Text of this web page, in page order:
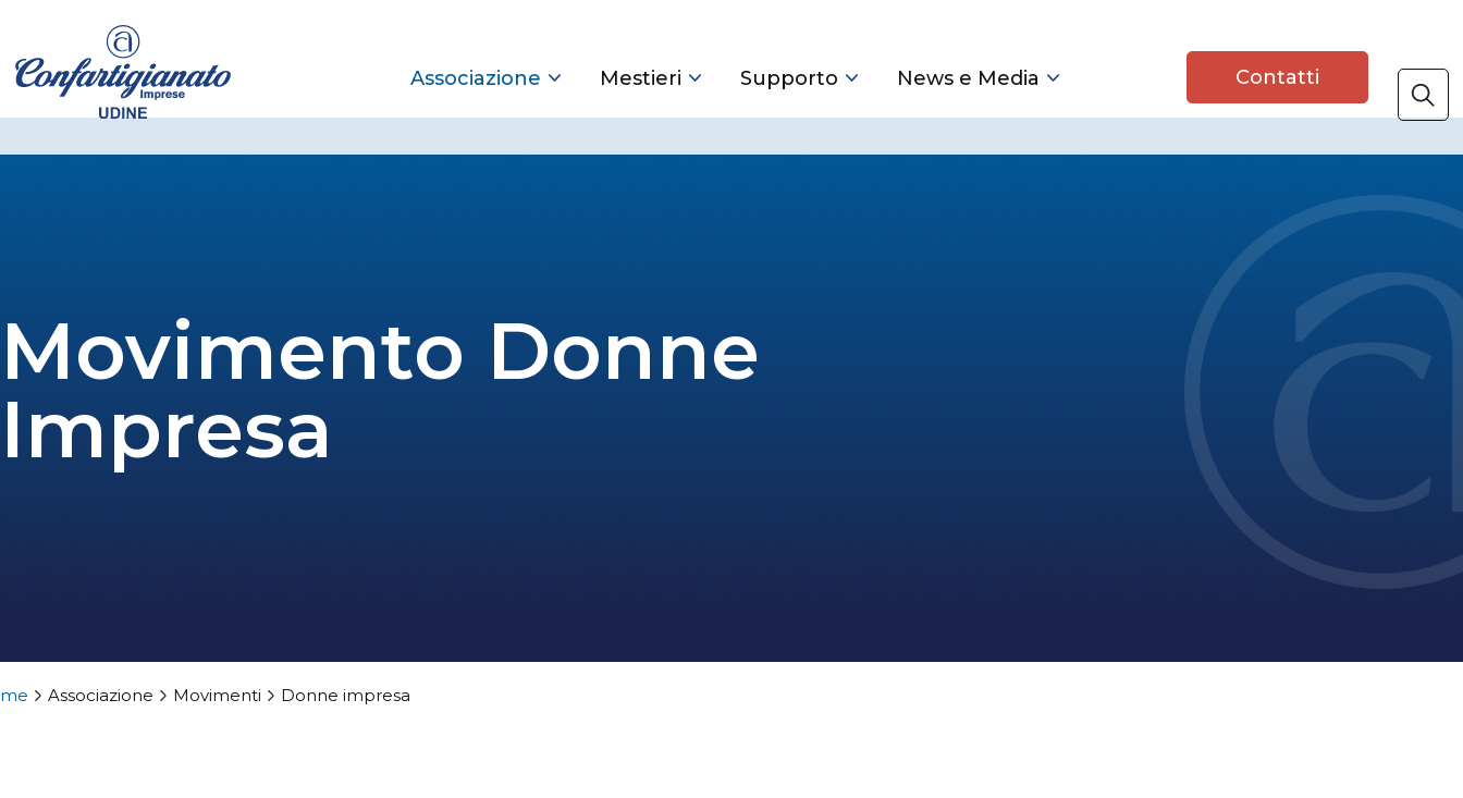
Associazione Mestieri Supporto News e Media Contatti
Movimento Donne
Impresa
Associazione Movimenti Donne impresa